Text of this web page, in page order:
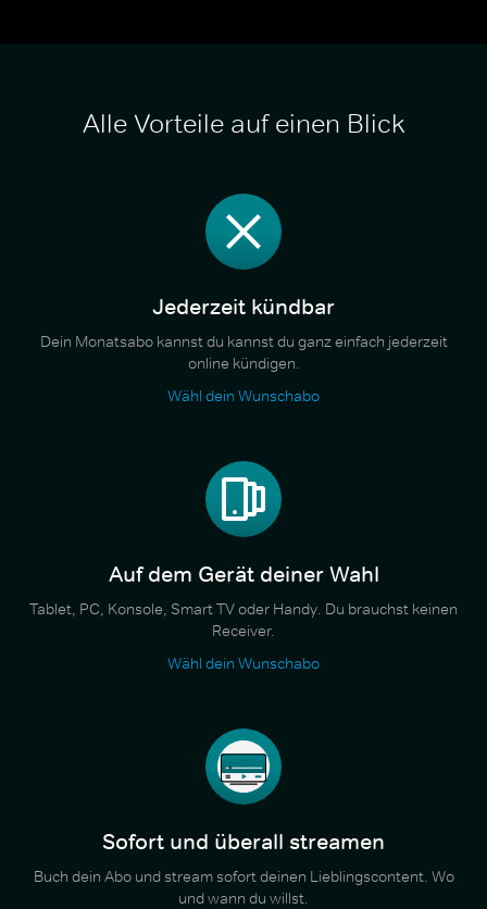
Alle Vorteile auf einen Blick
Jederzeit kündbar
Dein Monatsabo kannst du kannst du ganz einfach jederzeit
online kündigen.
Wähl dein Wunschabo
Auf dem Gerät deiner Wahl
Tablet, PC, Konsole, Smart TV oder Handy. Du brauchst keinen
Receiver.
Wähl dein Wunschabo
Sofort und überall streamen
Buch dein Abo und stream sofort deinen Lieblingscontent. Wo
und wann du willst.